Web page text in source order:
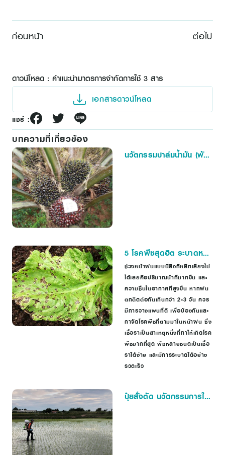
ก่อนหน้า ต่อไป
ดาวน์โหลด : คำแนะนำมาตรการจำกัดการใช้ 3 สาร
เอกสารดาวน์โหลด
แชร์ :
บทความที่เกี่ยวข้อง
นวัตกรรมปาล์มน้ำมัน (พันธุ์
5 โรคพืชสุดฮิต ระบาดหน้า
ฝน
ช่วงหน้าฝนแบบนี้สิ่งที่หลีกเลี่ยงไม่
ได้เลยคือปริมาณน้าที่มากขึ้น และ
ความชื้นในอากาศที่สูงขึ้น หากฝน
ตกติดต่อกันเกินกว่า 2-3 วัน ควร
มีการวางแผนที่ดี เพื่อป้องกันและ
กาจัดโรคพืชที่ตามมาในหน้าฝน ซึ่ง
เชื้อราเป็นสาเหตุหนึ่งที่ทาให้เกิดโรค
พืชมากที่สุด พืชหลายชนิดเป็นเชื้อ
ราได้ง่าย และมีการระบาดได้อย่าง
รวดเร็ว
ปุ๋ยสั่งตัด นวัตกรรมการใช้